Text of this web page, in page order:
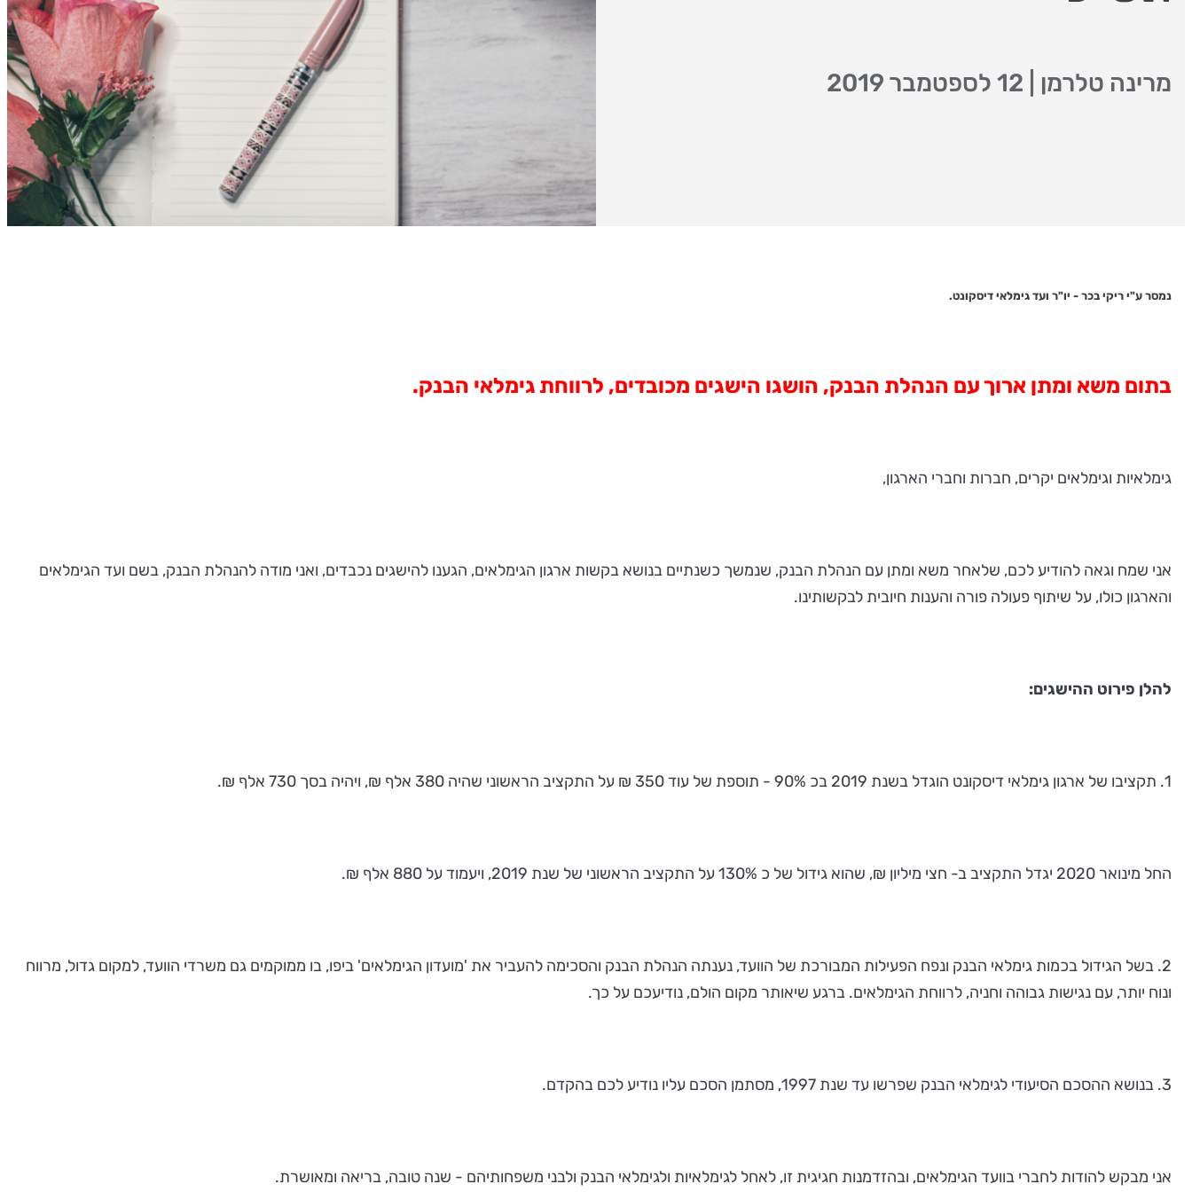
מרינה טלרמן
נמסר ע"י ריקי בכר - יו"ר ועד גימלאי דיסקונט.
בתום משא ומתן ארוך עם הנהלת הבנק, הושגו הישגים מכובדים, לרווחת גימלאי הבנק.
גימלאיות וגימלאים יקרים, חברות וחברי הארגון,
אני שמח וגאה להודיע לכם, שלאחר משא ומתן עם הנהלת הבנק, שנמשך כשנתיים בנושא בקשות ארגון הגימלאים, הגענו להישגים נכבדים, ואני מודה להנהלת הבנק, בשם ועד הגימלאים
והארגון כולו, על שיתוף פעולה פורה והענות חיובית לבקשותינו.
להלן פירוט ההישגים:
1. תקציבו של ארגון גימלאי דיסקונט הוגדל בשנת 2019 בכ 90% - תוספת של עוד 350 ₪ על התקציב הראשוני שהיה 380 אלף ₪, ויהיה בסך 730 אלף ₪.
החל מינואר 2020 יגדל התקציב ב- חצי מיליון ₪, שהוא גידול של כ 130% על התקציב הראשוני של שנת 2019, ויעמוד על 880 אלף ₪.
2. בשל הגידול בכמות גימלאי הבנק ונפח הפעילות המבורכת של הוועד, נענתה הנהלת הבנק והסכימה להעביר את 'מועדון הגימלאים' ביפו, בו ממוקמים גם משרדי הוועד, למקום גדול, מרווח
ונוח יותר, עם נגישות גבוהה וחניה, לרווחת הגימלאים. ברגע שיאותר מקום הולם, נודיעכם על כך.
3. בנושא ההסכם הסיעודי לגימלאי הבנק שפרשו עד שנת 1997, מסתמן הסכם עליו נודיע לכם בהקדם.
אני מבקש להודות לחברי בוועד הגימלאים, ובהזדמנות חגיגית זו, לאחל לגימלאיות ולגימלאי הבנק ולבני משפחותיהם - שנה טובה, בריאה ומאושרת.